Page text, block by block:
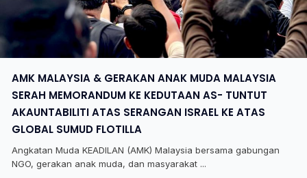
AMK MALAYSIA & GERAKAN ANAK MUDA MALAYSIA
SERAH MEMORANDUM KE KEDUTAAN AS- TUNTUT
AKAUNTABILITI ATAS SERANGAN ISRAEL KE ATAS
GLOBAL SUMUD FLOTILLA
Angkatan Muda KEADILAN (AMK) Malaysia bersama gabungan
NGO, gerakan anak muda, dan masyarakat ...